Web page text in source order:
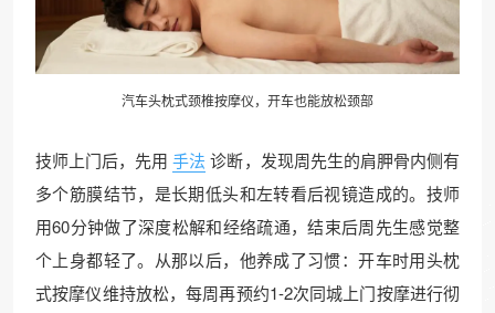
汽车头枕式颈椎按摩仪，开车也能放松颈部
技师上门后，先用 手法 诊断，发现周先生的肩胛骨内侧有
多个筋膜结节，是长期低头和左转看后视镜造成的。技师
用60分钟做了深度松解和经络疏通，结束后周先生感觉整
个上身都轻了。从那以后，他养成了习惯：开车时用头枕
式按摩仪维持放松，每周再预约1-2次同城上门按摩进行彻